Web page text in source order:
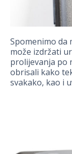
Spomenimo da
može izdržati
prolijevanja po
obrisali kako
svakako, kao i